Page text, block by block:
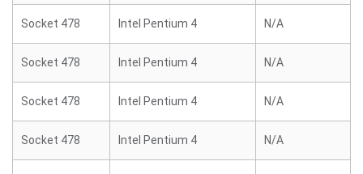
Socket 478 Intel Pentium 4 N/A
Socket 478 Intel Pentium 4 N/A
Socket 478 Intel Pentium 4 N/A
Socket 478 Intel Pentium 4 N/A